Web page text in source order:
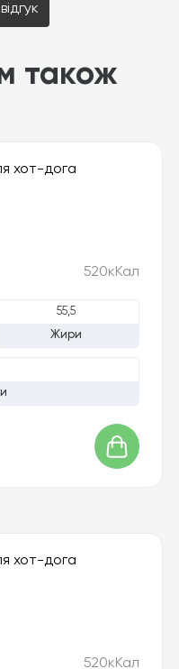
також
520кКал
55,5
Жири
520кКал